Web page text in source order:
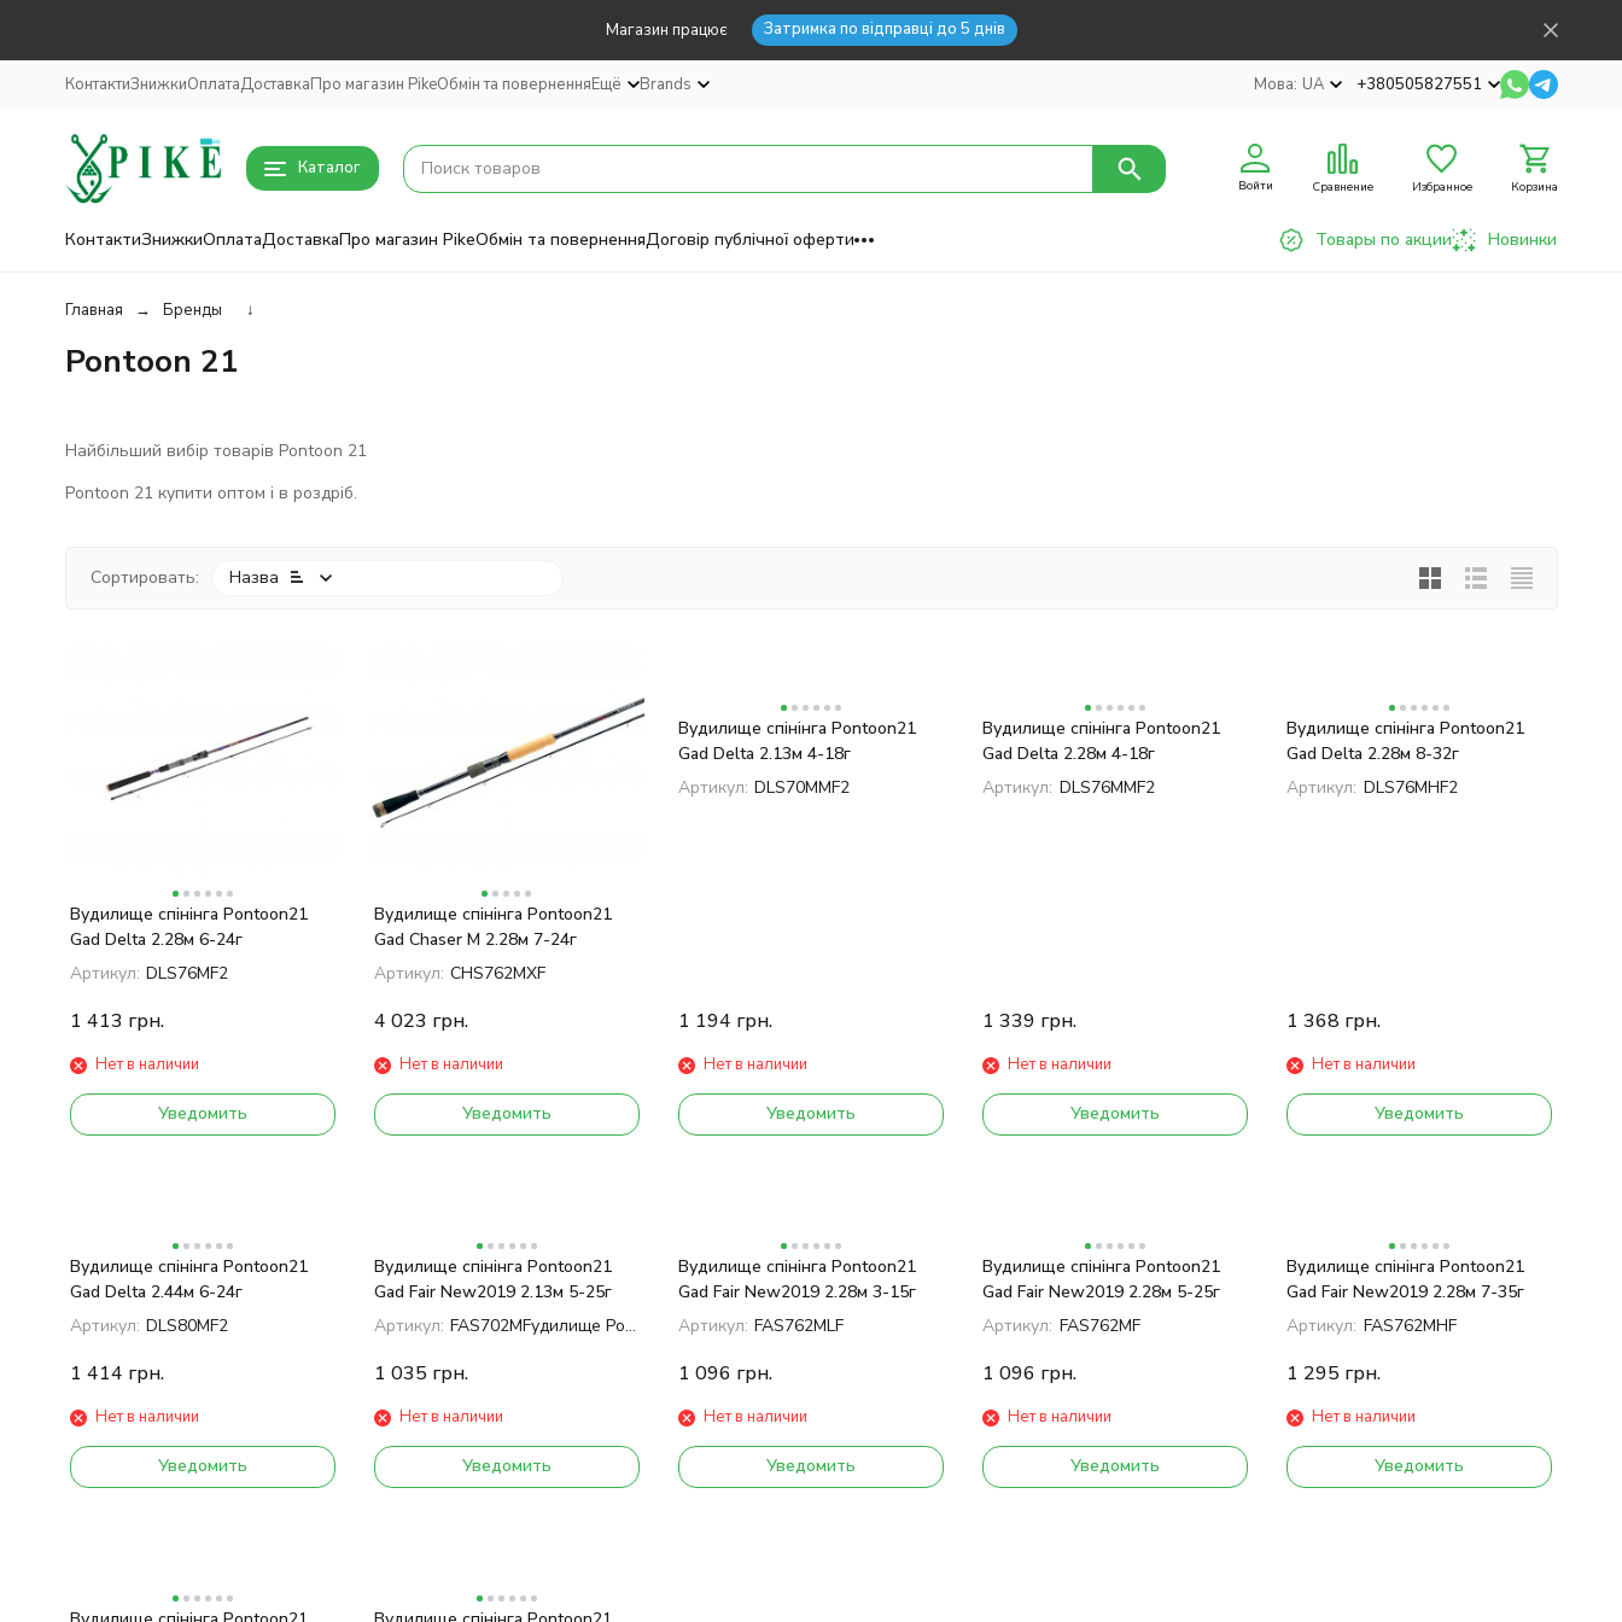
Магазин працює Затримка по відправці до 5 днів
КонтактиЗнижкиОплатаДоставкаПро магазин PikeОбмін та поверненняЕщё Brands Мова: UA +380505827551
Каталог
Войти Сравнение Избранное Корзина
КонтактиЗнижкиОплатаДоставкаПро магазин PikeОбмін та поверненняДоговір публічної оферти Товары по акции Новинки
Главная Бренды ↓
Pontoon 21
Найбільший вибір товарів Pontoon 21
Pontoon 21 купити оптом і в роздріб.
Сортировать: Назва
Вудилище спінінга Pontoon21
Gad Delta 2.28м 6-24г
Артикул: DLS76MF2
1 413 грн.
Нет в наличии
Уведомить
Вудилище спінінга Pontoon21
Gad Chaser M 2.28м 7-24г
Артикул: CHS762MXF
4 023 грн.
Нет в наличии
Уведомить
Вудилище спінінга Pontoon21
Gad Delta 2.13м 4-18г
Артикул: DLS70MMF2
1 194 грн.
Нет в наличии
Уведомить
Вудилище спінінга Pontoon21
Gad Delta 2.28м 4-18г
Артикул: DLS76MMF2
1 339 грн.
Нет в наличии
Уведомить
Вудилище спінінга Pontoon21
Gad Delta 2.28м 8-32г
Артикул: DLS76MHF2
1 368 грн.
Нет в наличии
Уведомить
Вудилище спінінга Pontoon21
Gad Delta 2.44м 6-24г
Артикул: DLS80MF2
1 414 грн.
Нет в наличии
Уведомить
Вудилище спінінга Pontoon21
Gad Fair New2019 2.13м 5-25г
Артикул: FAS702MFудилище Pontoon21 Gad Fair New2019 2.13м 5-25г
1 035 грн.
Нет в наличии
Уведомить
Вудилище спінінга Pontoon21
Gad Fair New2019 2.28м 3-15г
Артикул: FAS762MLF
1 096 грн.
Нет в наличии
Уведомить
Вудилище спінінга Pontoon21
Gad Fair New2019 2.28м 5-25г
Артикул: FAS762MF
1 096 грн.
Нет в наличии
Уведомить
Вудилище спінінга Pontoon21
Gad Fair New2019 2.28м 7-35г
Артикул: FAS762MHF
1 295 грн.
Нет в наличии
Уведомить